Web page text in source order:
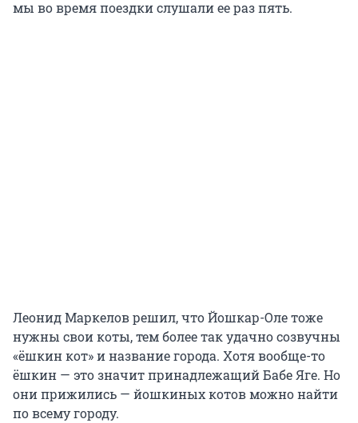
мы во время поездки слушали ее раз пять.
Леонид Маркелов решил, что Йошкар-Оле тоже
нужны свои коты, тем более так удачно созвучны
«ёшкин кот» и название города. Хотя вообще-то
ёшкин — это значит принадлежащий Бабе Яге. Но
они прижились — йошкиных котов можно найти
по всему городу.